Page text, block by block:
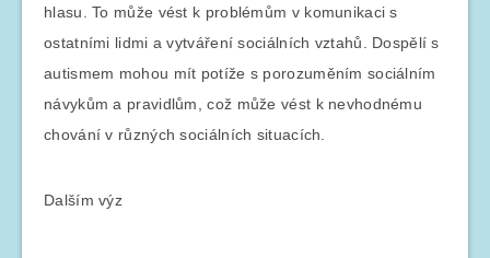
hlasu. To může vést k problémům v komunikaci s
ostatními lidmi a vytváření sociálních vztahů. Dospělí s
autismem mohou mít potíže s porozuměním sociálním
návykům a pravidlům, což může vést k nevhodnému
chování v různých sociálních situacích.
Dalším výz